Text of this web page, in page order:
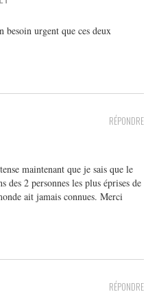
urgent que ces deux
RÉPONDRE
maintenant que je sais que le
des 2 personnes les plus éprises de
ait jamais connues. Merci
RÉPONDRE